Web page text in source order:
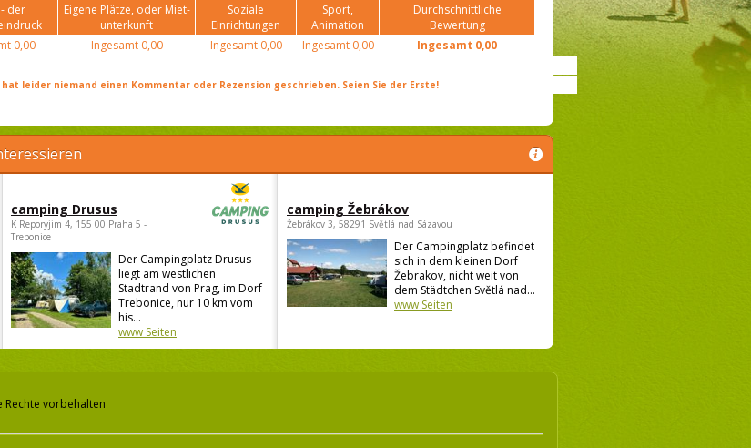
der
Eigene Plätze, oder Miet-
unterkunft
Soziale
Einrichtungen
Sport,
Animation
Durchschnittliche
Bewertung
0,00 Ingesamt0,00 Ingesamt0,00 Ingesamt0,00 Ingesamt 0,00
leider niemand einen Kommentar oder Rezension geschrieben. Seien Sie der Erste!
camping Drusus
K Reporyjim 4, 155 00 Praha 5 -
Trebonice
Der Campingplatz Drusus
liegt am westlichen
Stadtrand von Prag, im Dorf
Trebonice, nur 10 km vom
his...
www Seiten
camping Žebrákov
Žebrákov 3, 58291 Světlá nad Sázavou
Der Campingplatz befindet
sich in dem kleinen Dorf
Žebrakov, nicht weit von
dem Städtchen Světlá nad...
www Seiten
Rechte vorbehalten